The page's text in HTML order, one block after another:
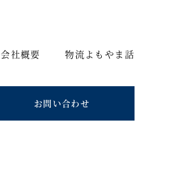
会社概要 物流よもやま話
お問い合わせ